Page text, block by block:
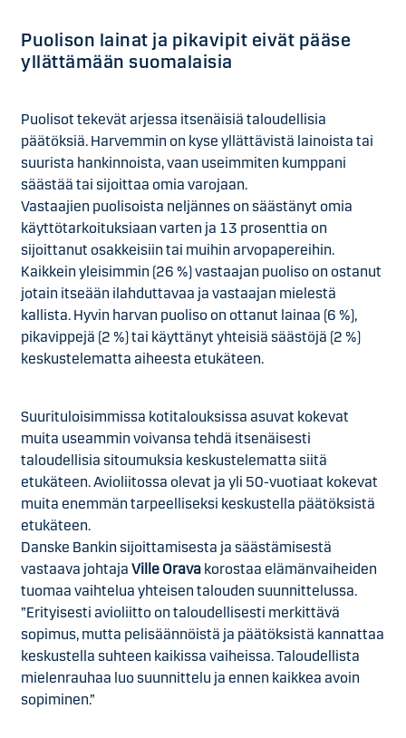
Puolison lainat ja pikavipit eivät pääse
yllättämään suomalaisia
Puolisot tekevät arjessa itsenäisiä taloudellisia
päätöksiä. Harvemmin on kyse yllättävistä lainoista tai
suurista hankinnoista, vaan useimmiten kumppani
säästää tai sijoittaa omia varojaan.
Vastaajien puolisoista neljännes on säästänyt omia
käyttötarkoituksiaan varten ja 13 prosenttia on
sijoittanut osakkeisiin tai muihin arvopapereihin.
Kaikkein yleisimmin (26 %) vastaajan puoliso on ostanut
jotain itseään ilahduttavaa ja vastaajan mielestä
kallista. Hyvin harvan puoliso on ottanut lainaa (6 %),
pikavippejä (2 %) tai käyttänyt yhteisiä säästöjä (2 %)
keskustelematta aiheesta etukäteen.
Suurituloisimmissa kotitalouksissa asuvat kokevat
muita useammin voivansa tehdä itsenäisesti
taloudellisia sitoumuksia keskustelematta siitä
etukäteen. Avioliitossa olevat ja yli 50-vuotiaat kokevat
muita enemmän tarpeelliseksi keskustella päätöksistä
etukäteen.
Danske Bankin sijoittamisesta ja säästämisestä
vastaava johtaja Ville Orava korostaa elämänvaiheiden
tuomaa vaihtelua yhteisen talouden suunnittelussa.
”Erityisesti avioliitto on taloudellisesti merkittävä
sopimus, mutta pelisäännöistä ja päätöksistä kannattaa
keskustella suhteen kaikissa vaiheissa. Taloudellista
mielenrauhaa luo suunnittelu ja ennen kaikkea avoin
sopiminen.”